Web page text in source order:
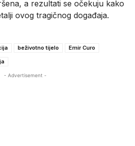
a rezultati se očekuju kako
ovog tragičnog događaja.
beživotno tijelo
Emir Curo
- Advertisement -